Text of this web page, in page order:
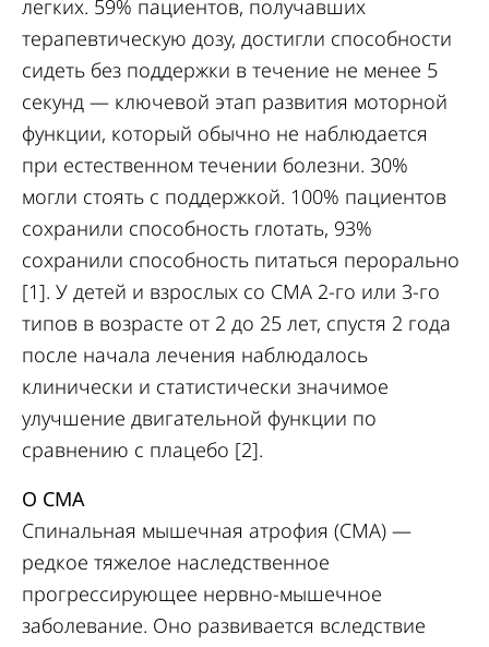
легких. 59% пациентов, получавших
терапевтическую дозу, достигли способности
сидеть без поддержки в течение не менее 5
секунд — ключевой этап развития моторной
функции, который обычно не наблюдается
при естественном течении болезни. 30%
могли стоять с поддержкой. 100% пациентов
сохранили способность глотать, 93%
сохранили способность питаться перорально
[1]. У детей и взрослых со СМА 2-го или 3-го
типов в возрасте от 2 до 25 лет, спустя 2 года
после начала лечения наблюдалось
клинически и статистически значимое
улучшение двигательной функции по
сравнению с плацебо [2].
О СМА
Спинальная мышечная атрофия (СМА) —
редкое тяжелое наследственное
прогрессирующее нервно-мышечное
заболевание. Оно развивается вследствие